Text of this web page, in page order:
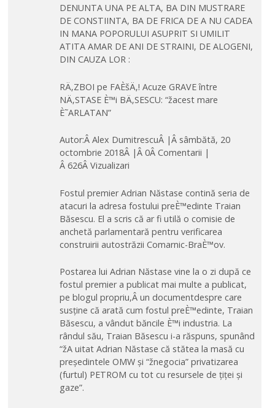
DENUNTA UNA PE ALTA, BA DIN MUSTRARE
DE CONSTIINTA, BA DE FRICA DE A NU CADEA
IN MANA POPORULUI ASUPRIT SI UMILIT
ATITA AMAR DE ANI DE STRAINI, DE ALOGENI,
DIN CAUZA LOR :
RÄ‚ZBOI pe FAÈšÄ‚! Acuze GRAVE între
NÄ‚STASE È™i BÄ‚SESCU: “žacest mare
È˜ARLATAN”
Autor:Â Alex DumitrescuÂ |Â sâmbătă, 20
octombrie 2018Â |Â 0Â Comentarii |
Â 626Â Vizualizari
Fostul premier Adrian Năstase contină seria de
atacuri la adresa fostului preÈ™edinte Traian
Băsescu. El a scris că ar fi utilă o comisie de
anchetă parlamentară pentru verificarea
construirii autostrăzii Comarnic-BraÈ™ov.
Postarea lui Adrian Năstase vine la o zi după ce
fostul premier a publicat mai multe a publicat,
pe blogul propriu,Â un documentdespre care
susține că arată cum fostul preÈ™edinte, Traian
Băsescu, a vândut băncile È™i industria. La
rândul său, Traian Băsescu i-a răspuns, spunând
“žA uitat Adrian Năstase că stătea la masă cu
președintele OMW și “žnegocia” privatizarea
(furtul) PETROM cu tot cu resursele de țiței și
gaze”.